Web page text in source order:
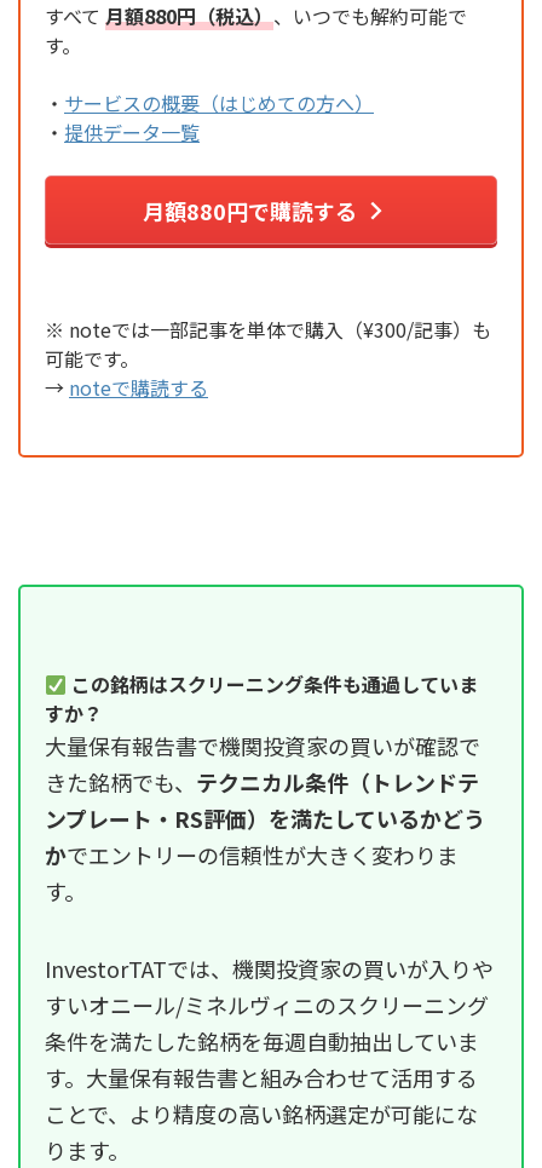
すべて 月額880円（税込）、いつでも解約可能で
す。
・ サービスの概要（はじめての方へ）
・ 提供データ一覧
月額880円で購読する
※ noteでは一部記事を単体で購入（¥300/記事）も
可能です。
→ noteで購読する
この銘柄はスクリーニング条件も通過していま
すか？
大量保有報告書で機関投資家の買いが確認で
きた銘柄でも、 テクニカル条件（トレンドテ
ンプレート・RS評価）を満たしているかどう
かでエントリーの信頼性が大きく変わりま
す。
InvestorTATでは、機関投資家の買いが入りや
すいオニール/ミネルヴィニのスクリーニング
条件を満たした銘柄を毎週自動抽出していま
す。大量保有報告書と組み合わせて活用する
ことで、より精度の高い銘柄選定が可能にな
ります。